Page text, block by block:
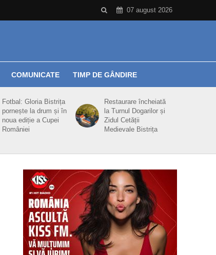
07 august 2026
COMUNICATE TIMP DE GÂNDIRE
Fotbal: Gloria Bistrița
pornește la drum și în
noua ediție a Cupei
României
Restaurare încheiată
la Turnul Dogarilor și
Zidul Cetății
Medievale Bistrița